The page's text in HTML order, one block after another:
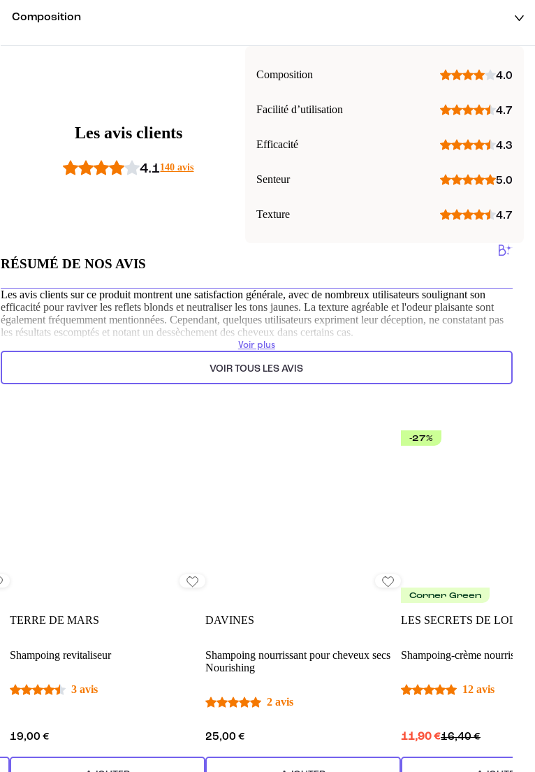
Composition
Les avis clients
4.1140 avis
Composition 4.0
Facilité d’utilisation 4.7
Efficacité 4.3
Senteur 5.0
Texture 4.7
RÉSUMÉ DE NOS AVIS
Les avis clients sur ce produit montrent une satisfaction générale, avec de nombreux utilisateurs soulignant son
efficacité pour raviver les reflets blonds et neutraliser les tons jaunes. La texture agréable et l'odeur plaisante sont
également fréquemment mentionnées. Cependant, quelques utilisateurs expriment leur déception, ne constatant pas
les résultats escomptés et notant un dessèchement des cheveux dans certains cas.
Généré par l’IA à partir du texte des commentaires clients.
Voir plus
VOIR TOUS LES AVIS
TERRE DE MARS
Shampoing revitaliseur
3 avis
19,00 €
DAVINES
Shampoing nourrissant pour cheveux secs
Nourishing
2 avis
25,00 €
-27%
Corner Green
LES SECRETS DE LOLY
Shampoing-crème
12 avis
11,90 €16,40 €